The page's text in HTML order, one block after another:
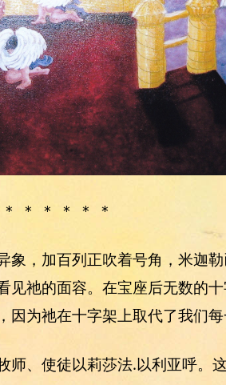
＊ ＊ ＊ ＊ ＊ ＊
象，加百列正吹着号角，米迦
见祂的面容。在宝座后无数的
因为祂在十字架上取代了我们
师、使徒以莉莎法.以利亚呼。